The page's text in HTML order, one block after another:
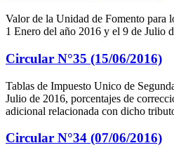
Valor de la Unidad de Fomento para
1 Enero del año 2016 y el 9 de Julio
Circular N°35 (15/06/2016)
Tablas de Impuesto Unico de
Julio de 2016, porcentajes de
adicional relacionada con dicho
Circular N°34 (07/06/2016)